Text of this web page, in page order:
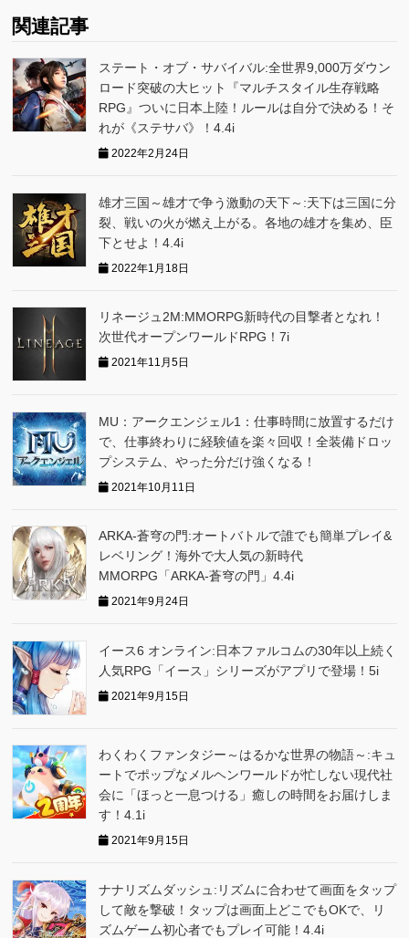
関連記事
ステート・オブ・サバイバル:全世界9,000万ダウン
ロード突破の大ヒット『マルチスタイル生存戦略
RPG』ついに日本上陸！ルールは自分で決める！そ
れが《ステサバ》！4.4i
2022年2月24日
雄才三国～雄才で争う激動の天下～:天下は三国に分
裂、戦いの火が燃え上がる。各地の雄才を集め、臣
下とせよ！4.4i
2022年1月18日
リネージュ2M:MMORPG新時代の目撃者となれ！
次世代オープンワールドRPG！7i
2021年11月5日
MU：アークエンジェル1：仕事時間に放置するだけ
で、仕事終わりに経験値を楽々回収！全装備ドロッ
プシステム、やった分だけ強くなる！
2021年10月11日
ARKA‐蒼穹の門:オートバトルで誰でも簡単プレイ&
レベリング！海外で大人気の新時代
MMORPG「ARKA‐蒼穹の門」4.4i
2021年9月24日
イース6 オンライン:日本ファルコムの30年以上続く
人気RPG「イース」シリーズがアプリで登場！5i
2021年9月15日
わくわくファンタジー～はるかな世界の物語～:キュ
ートでポップなメルヘンワールドが忙しない現代社
会に「ほっと一息つける」癒しの時間をお届けしま
す！4.1i
2021年9月15日
ナナリズムダッシュ:リズムに合わせて画面をタップ
して敵を撃破！タップは画面上どこでもOKで、リ
ズムゲーム初心者でもプレイ可能！4.4i